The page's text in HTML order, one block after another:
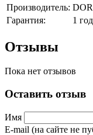
Производитель:
Гарантия:
1 год
Отзывы
Пока нет отзывов
Оставить отзыв
Имя
E-mail (на сайте не